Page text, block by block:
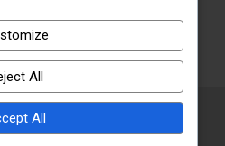
2024
tropheedesalpilles.fr
All
All